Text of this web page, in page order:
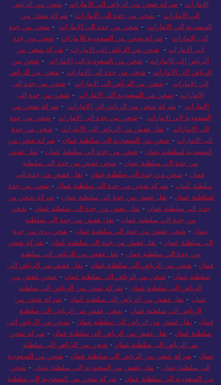
الامارات - شركة شحن من الرياض الي الامارات - شحن من الرياض
الي الامارات - شحن من جدة الى الامارات - شركة شحن من
السعودية الى الامارات - شحن من جدة الى الامارات - شحن من جدة
الى الامارات - شركة شحن من السعودية للامارات - شحن من جدة
الى الامارات - شحن من الرياض الى الامارات - شركة شحن من
الرياض إلى الإمارات - شحن من السعودية الى الامارات - شحن من
الرياض الى الامارات - شحن من جدة الى الامارات - شحن من الرياض
الي الامارات - شحن من الرياض الى الامارات - شحن من جدة الى
الامارات - شحن من السعودية الى الامارات - شحن من جدة الى
الامارات - شركة شحن من الرياض الي الامارات - شركة شحن من
السعودية الي الامارات - شحن من جدة الى الامارات - شحن من جدة
الى الامارات - نقل عفش من الرياض الى الامارات - شحن من جدة
الى الامارات - شحن من السعودية الى سلطنة عمان - شركة شحن من
السعودية لسلطنة عمان - شحن من جدة الي سلطنة عمان - نقل عفش
من جدة الى سلطنة عمان - شحن عفش من جدة الى سلطنة
عمان - شحن من جدة الى سلطنة عمان - نقل عفش من جدة الى
سلطنة عُمان - شركة شحن من جدة الى سلطنة عمان - شحن من جدة
لسلطنة عمان - نقل عفش من جدة الي سلطنة عمان - شركة شحن من
جدة الي سلطنة عمان - نقل عفش من جدة الى سلطنة عمان - شحن
من جدة الي سلطنة عمان - نقل عفش من جدة الى سلطنة
عمان - شحن عفش من جدة الي سلطنة عمان - شحن بري من جدة
الى سلطنة عمان - نقل عفش من جدة الى سلطنة عُمان - شركة شحن
من جدة الي سلطنة عمان - نقل عفش من الرياض الى سلطنة
عمان - شحن من الرياض الى سلطنة عمان - نقل عفش من الرياض الى
سلطنة عمان - شحن من الرياض الي سلطنة عمان - شحن عفش من
الرياض الى سلطنة عمان - شركة شحن من الرياض الي سلطنة
عمان - نقل عفش من الرياض الى سلطنة عُمان - شركة شحن من
الرياض الي سلطنة عمان - شحن عفش من الرياض الي سلطنة
عمان - نقل عفش من الرياض الى سلطنة عمان - شحن من الرياض الى
سلطنة عمان - نقل عفش من الرياض الى سلطنة عمان - شركة شحن
من الرياض إلى سلطنة عمان - شحن من الرياض الي سلطنة
عمان - شركة شحن من الرياض الي سلطنة عمان - شحن من السعودية
الي سلطنة عمان - نقل عفش من السعودية الي سلطنة عمان - شحن
من السعودية الي سلطنة عمان - شركة شحن من السعودية إلى سلطنة